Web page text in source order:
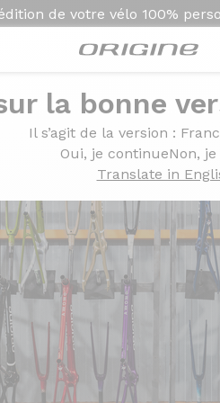
de votre vélo 100%
la bonne
Il s’agit de la version :
Oui, je continueNon,
Translate in